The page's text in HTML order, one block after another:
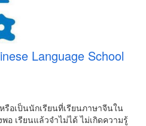
Language School
อเป็นนักเรียนที่เรียนภาษาจีนใน
พอ เรียนแล้วจำไม่ได้ ไม่เกิดความรู้